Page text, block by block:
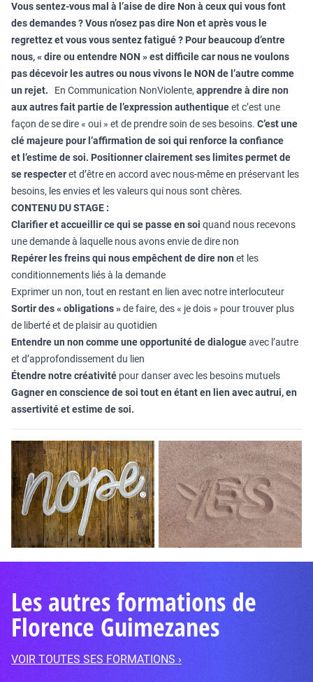
Vous sentez-vous mal à l’aise de dire Non à ceux qui vous font
des demandes ? Vous n’osez pas dire Non et après vous le
regrettez et vous vous sentez fatigué ? Pour beaucoup d’entre
nous, « dire ou entendre NON » est difficile car nous ne voulons
pas décevoir les autres ou nous vivons le NON de l’autre comme
un rejet. En Communication NonViolente, apprendre à dire non
aux autres fait partie de l’expression authentiqueet c’est une
façon de se dire « oui » et de prendre soin de ses besoins. C’est une
clé majeure pour l’affirmation de soi qui renforce la confiance
et l’estime de soi. Positionner clairement ses limites permet de
se respecteret d’être en accord avec nous-même en préservant les
besoins, les envies et les valeurs qui nous sont chères.
CONTENU DU STAGE :
Clarifier et accueillir ce qui se passe en soi quand nous recevons
une demande à laquelle nous avons envie de dire non
Repérer les freins qui nous empêchent de dire non et les
conditionnements liés à la demande
Exprimer un non, tout en restant en lien avec notre interlocuteur
Sortir des « obligations »de faire, des « je dois » pour trouver plus
de liberté et de plaisir au quotidien
Entendre un non comme une opportunité de dialogueavec l’autre
et d’approfondissement du lien
Étendre notre créativité pour danser avec les besoins mutuels
Gagner en conscience de soi tout en étant en lien avec autrui, en
assertivité et estime de soi.
Les autres formations de
Florence Guimezanes
VOIR TOUTES SES FORMATIONS ›